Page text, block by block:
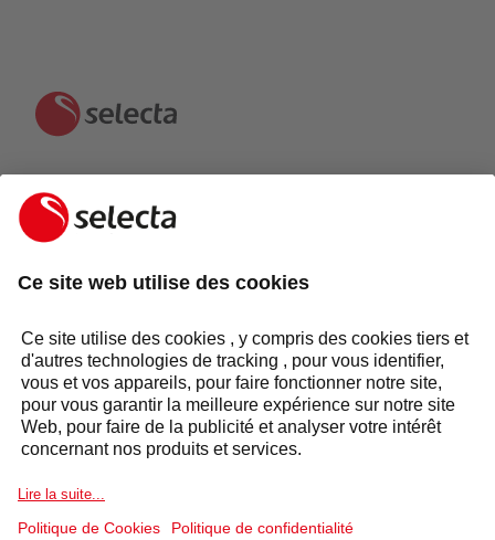
CONTACTEZ-NOUS ET RECEVEZ UNE OFFRE
GRATUITE:
CONTACTEZ-NOUS
Services
Secteurs
Groupe Selecta
Solutions produits